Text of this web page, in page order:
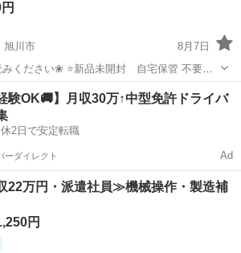
旭川市
8月7日
開封 自宅保管 不要に
りします😊
用品 電動歯ブラシ
験OK🚚】月収30万↑中型免許ドライバ
2日で安定転職
ーダイレクト Ad
22万円・派遣社員≫機械操作・製造補
円